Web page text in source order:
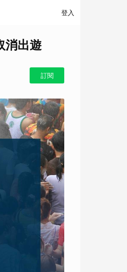
登入
消出遊
訂閱